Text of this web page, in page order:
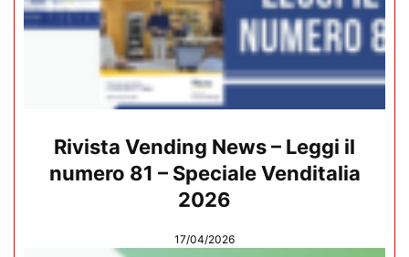
Rivista Vending News – Leggi il
numero 81 – Speciale Venditalia
2026
17/04/2026